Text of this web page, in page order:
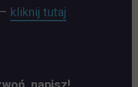
kliknij tutaj